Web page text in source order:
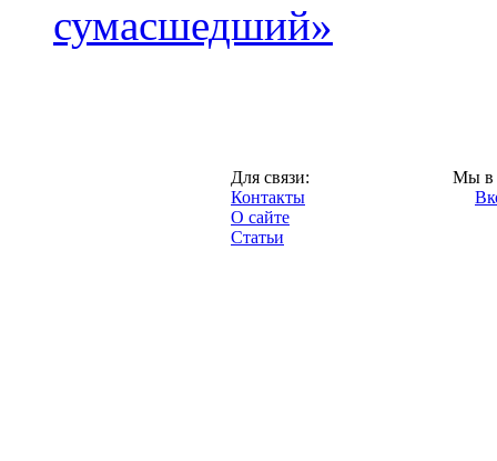
сумасшедший»
Для связи:
Контакты
О сайте
Статьи
Мы в